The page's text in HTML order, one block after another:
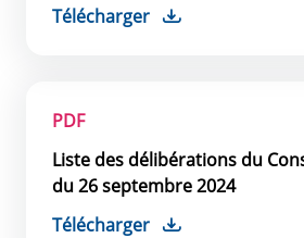
Télécharger
PDF
Liste des délibérations du
du 26 septembre 2024
Télécharger